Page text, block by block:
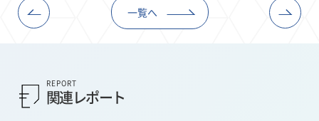
一覧へ
REPORT
関連レポート